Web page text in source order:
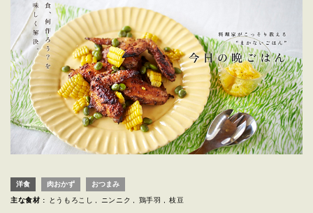
洋食 肉おかず おつまみ
主な食材 : とうもろこし ニンニク 鶏手羽 枝豆